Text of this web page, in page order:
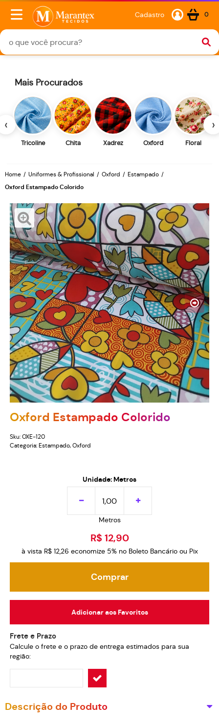
Cadastro 0
‹
Mais Procurados
Tricoline Chita Xadrez Oxford Floral
›
Home Uniformes & Profissional Oxford Estampado
Oxford Estampado Colorido
Oxford Estampado Colorido
Sku: OXE-120
Categoria: Estampado, Oxford
Unidade: Metros
Metros
R$ 12,90
à vista R$ 12,26 economize 5% no Boleto Bancário ou Pix
Comprar
Adicionar aos Favoritos
Frete e Prazo
Calcule o frete e o prazo de entrega estimados para sua
região:
Descrição do Produto